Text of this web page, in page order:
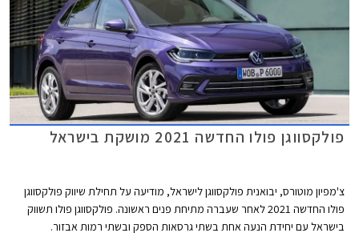
פולקסווגן פולו החדשה 2021 מושקת בישראל
צ'מפיון מוטורס, יבואנית פולקסווגן לישראל, מודיעה על תחילת שיווק פולקסווגן
פולו החדשה 2021 לאחר שעברה מתיחת פנים ראשונה. פולקסווגן פולו תשווק
בישראל עם יחידת הנעה אחת בשתי גרסאות הספק ובשתי רמות אבזור.